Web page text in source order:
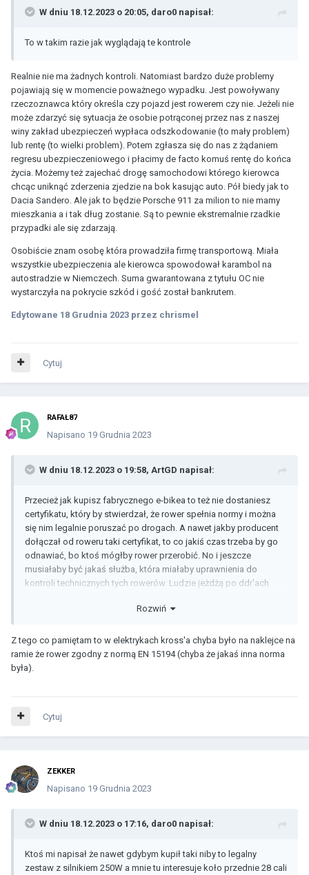
W dniu 18.12.2023 o 20:05, daro0 napisał:
To w takim razie jak wyglądają te kontrole
Realnie nie ma żadnych kontroli. Natomiast bardzo duże problemy
pojawiają się w momencie poważnego wypadku. Jest powoływany
rzeczoznawca który określa czy pojazd jest rowerem czy nie. Jeżeli nie
może zdarzyć się sytuacja że osobie potrąconej przez nas z naszej
winy zakład ubezpieczeń wypłaca odszkodowanie (to mały problem)
lub rentę (to wielki problem). Potem zgłasza się do nas z żądaniem
regresu ubezpieczeniowego i płacimy de facto komuś rentę do końca
życia. Możemy też zajechać drogę samochodowi którego kierowca
chcąc uniknąć zderzenia zjedzie na bok kasując auto. Pół biedy jak to
Dacia Sandero. Ale jak to będzie Porsche 911 za milion to nie mamy
mieszkania a i tak dług zostanie. Są to pewnie ekstremalnie rzadkie
przypadki ale się zdarzają.
Osobiście znam osobę która prowadziła firmę transportową. Miała
wszystkie ubezpieczenia ale kierowca spowodował karambol na
autostradzie w Niemczech. Suma gwarantowana z tytułu OC nie
wystarczyła na pokrycie szkód i gość został bankrutem.
Edytowane 18 Grudnia 2023 przez chrismel
Cytuj
RAFAŁ87
Napisano 19 Grudnia 2023
W dniu 18.12.2023 o 19:58, ArtGD napisał:
Przecież jak kupisz fabrycznego e-bikea to też nie dostaniesz
certyfikatu, który by stwierdzał, że rower spełnia normy i można
się nim legalnie poruszać po drogach. A nawet jakby producent
dołączał od roweru taki certyfikat, to co jakiś czas trzeba by go
odnawiać, bo ktoś mógłby rower przerobić. No i jeszcze
musiałaby być jakaś służba, która miałaby uprawnienia do
kontroli technicznych tych rowerów. Ludzie jeżdżą po ddr'ach
Rozwiń
Z tego co pamiętam to w elektrykach kross'a chyba było na naklejce na
ramie że rower zgodny z normą EN 15194 (chyba że jakaś inna norma
była).
Cytuj
ZEKKER
Napisano 19 Grudnia 2023
W dniu 18.12.2023 o 17:16, daro0 napisał:
Ktoś mi napisał że nawet gdybym kupił taki niby to legalny
zestaw z silnikiem 250W a mnie tu interesuje koło przednie 28 cali